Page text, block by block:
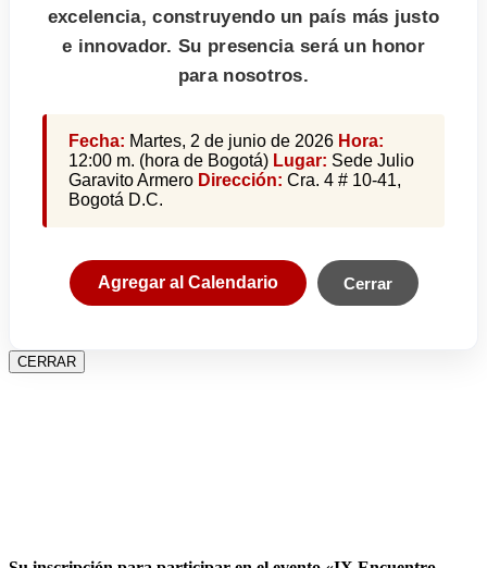
excelencia, construyendo un país más justo
e innovador. Su presencia será un honor
para nosotros.
Fecha: Martes, 2 de junio de 2026 Hora:
12:00 m. (hora de Bogotá) Lugar: Sede Julio
Garavito Armero Dirección: Cra. 4 # 10-41,
Bogotá D.C.
Agregar al Calendario Cerrar
CERRAR